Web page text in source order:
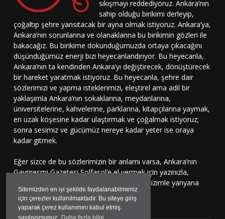
Sitemizden en iyi şekilde faydalanabilmeniz
için çerezler kullanılmaktadır. Bu siteye giriş
yaparak çerez kullanımını kabul etmiş
sayılıyorsunuz.
Daha fazla bilgi
sıkışmayı reddediyoruz. Ankara’nın
sahip olduğu birikimi derleyip,
çoğaltıp şehre yansıtacak bir ayna olmak istiyoruz. Ankara’ya,
Ankara’nın sorunlarına ve olanaklarına bu birikimin gözleri ile
bakacağız. Bu birikime dokunduğumuzda ortaya çıkacağını
düşündüğümüz enerji bizi heyecanlandırıyor. Bu heyecanla,
Ankara’nın ta kendinden Ankara’yı değiştirecek, dönüştürecek
bir hareket yaratmak istiyoruz. Bu heyecanla, şehre dair
sözlerimizi ve yapma isteklerimizi, eleştirel ama adil bir
yaklaşımla Ankara’nın sokaklarına, meydanlarına,
üniversitelerine, kahvelerine, parklarına, kitapçılarına yaymak,
en uzak köşesine kadar ulaştırmak ve çoğalmak istiyoruz;
sonra sesimiz ve gücümüz nereye kadar yeter ise oraya
kadar gitmek.
Eğer sizce de bu sözlerimizin bir anlamı varsa, Ankara’nın
Gayriresmi Gazetesi Solfasol’e el vermek için yazınızla,
çizinizle, sesinizle bu harekete katılmaya, bizimle yanyana
durmaya davetlisiniz.